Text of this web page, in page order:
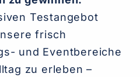
Testangebot
frisch
und Eventbereiche
zu erleben –